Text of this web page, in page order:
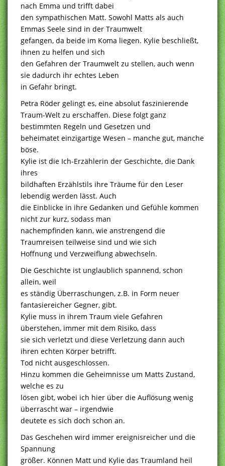
nach Emma und trifft dabei
den sympathischen Matt. Sowohl Matts als auch
Emmas Seele sind in der Traumwelt
gefangen, da beide im Koma liegen. Kylie beschließt,
ihnen zu helfen und sich
den Gefahren der Traumwelt zu stellen, auch wenn
sie dadurch ihr echtes Leben
in Gefahr bringt.
Petra Röder gelingt es, eine absolut faszinierende
Traum-Welt zu erschaffen. Diese folgt ganz
bestimmten Regeln und Gesetzen und
beheimatet einzigartige Wesen – manche gut, manche
böse.
Kylie ist die Ich-Erzählerin der Geschichte, die Dank
ihres
bildhaften Erzählstils ihre Träume für den Leser
lebendig werden lässt. Auch
die Einblicke in ihre Gedanken und Gefühle kommen
nicht zur kurz, sodass man
nachempfinden kann, wie anstrengend die
Traumreisen teilweise sind und wie sich
Hoffnung und Verzweiflung abwechseln.
Die Geschichte ist unglaublich spannend, schon
allein, weil
es ständig Überraschungen, z.B. in Form neuer
fantasiereicher Gegner, gibt.
Kylie muss in ihrem Traum viele Gefahren
überstehen, immer mit dem Risiko, dass
sie sich verletzt und diese Verletzung dann auch
ihren echten Körper betrifft.
Tod nicht ausgeschlossen.
Hinzu kommen die Geheimnisse um Matts Zustand,
welche es zu
lösen gibt, wobei ich hier über die Auflösung wenig
überrascht war – irgendwie
deutete es sich doch schon an.
Das Geschehen wird immer ereignisreicher und die
Spannung
größer. Können Matt und Kylie das Traumland heil